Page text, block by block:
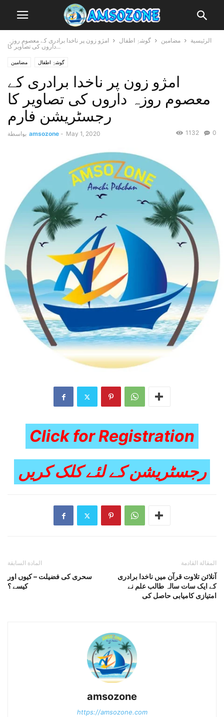
الرئيسية مضامین گوشۂِ اطفال
امژو زون پر ناخدا برادری کے معصوم روزہ
داروں کی تصاویر کا...
مضامین گوشۂِ اطفال
امژو زون پر ناخدا برادری کے
معصوم روزہ داروں کی تصاویر کا
رجسٹریشن فارم
بواسطة amsozone - May 1, 2020 0
1132
Click for Registration
رجسٹریشن کے لئے کلک کریں
المادة السابقة
سحری کی فضیلت – کیوں اور
کیسے ؟
المقالة القادمة
آنلائن تلاوت قرآن میں ناخدا برادری
کے ایک سات سالہ طالب علم نے
امتیازی کامیابی حاصل کی
amsozone
https://amsozone.com